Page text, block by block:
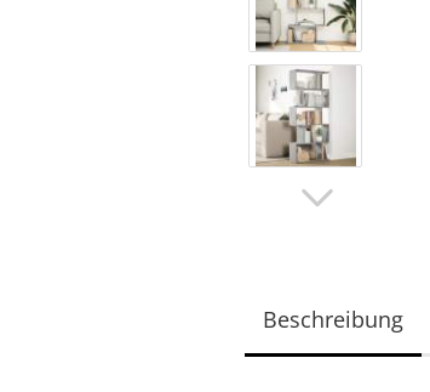
Beschreibung